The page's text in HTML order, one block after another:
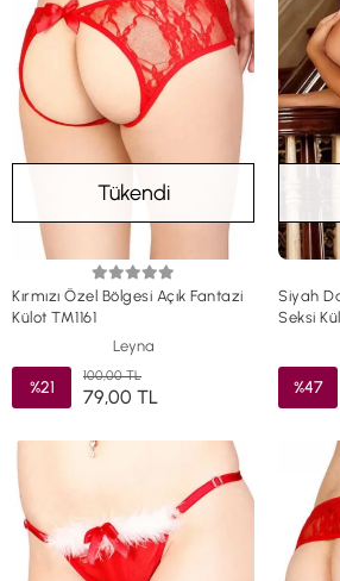
Tükendi
Kırmızı Özel Bölgesi Açık Fantazi
Külot TM1161
Leyna
%21
100,00 TL
79,00 TL
Siyah
Seksi
%47